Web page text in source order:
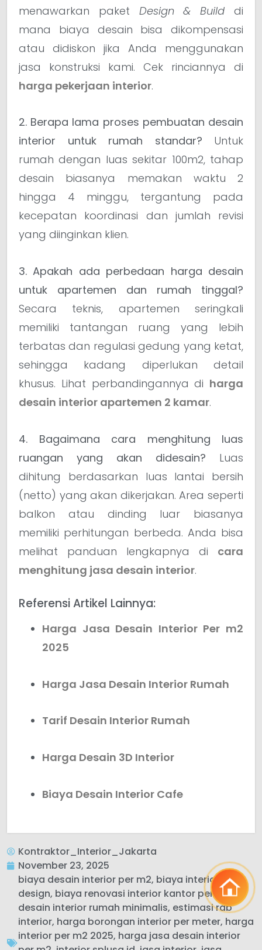
menawarkan paket Design & Build di
mana biaya desain bisa dikompensasi
atau didiskon jika Anda menggunakan
jasa konstruksi kami. Cek rinciannya di
harga pekerjaan interior.
2. Berapa lama proses pembuatan desain
interior untuk rumah standar? Untuk
rumah dengan luas sekitar 100m2, tahap
desain biasanya memakan waktu 2
hingga 4 minggu, tergantung pada
kecepatan koordinasi dan jumlah revisi
yang diinginkan klien.
3. Apakah ada perbedaan harga desain
untuk apartemen dan rumah tinggal?
Secara teknis, apartemen seringkali
memiliki tantangan ruang yang lebih
terbatas dan regulasi gedung yang ketat,
sehingga kadang diperlukan detail
khusus. Lihat perbandingannya di harga
desain interior apartemen 2 kamar.
4. Bagaimana cara menghitung luas
ruangan yang akan didesain? Luas
dihitung berdasarkan luas lantai bersih
(netto) yang akan dikerjakan. Area seperti
balkon atau dinding luar biasanya
memiliki perhitungan berbeda. Anda bisa
melihat panduan lengkapnya di cara
menghitung jasa desain interior.
Referensi Artikel Lainnya:
Harga Jasa Desain Interior Per m2
2025
Harga Jasa Desain Interior Rumah
Tarif Desain Interior Rumah
Harga Desain 3D Interior
Biaya Desain Interior Cafe
Kontraktor_Interior_Jakarta
November 23, 2025
biaya desain interior per m2, biaya interior
design, biaya renovasi interior kantor per m2,
desain interior rumah minimalis, estimasi rab
interior, harga borongan interior per meter, harga
interior per m2 2025, harga jasa desain interior